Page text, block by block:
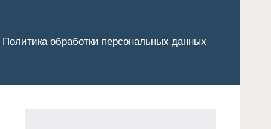
Политика обработки персональных данных